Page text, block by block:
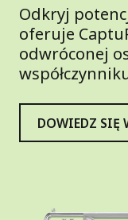
Odkryj
oferuje
odwróconej
DOWIEDZ SIĘ